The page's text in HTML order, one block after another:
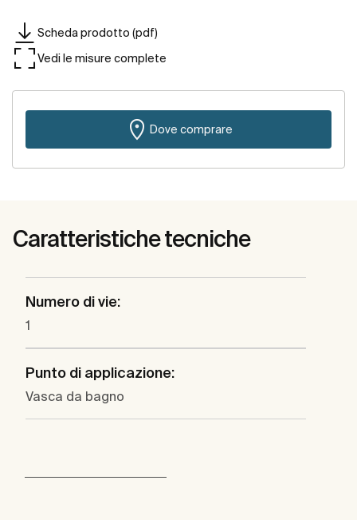
Scheda prodotto (pdf)
Vedi le misure complete
Dove comprare
Caratteristiche tecniche
Numero di vie:
1
Punto di applicazione:
Vasca da bagno